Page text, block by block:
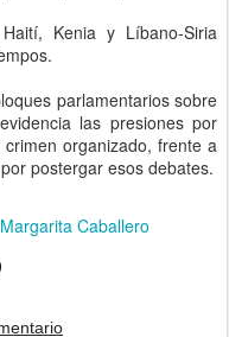
Kenia y Líbano-Siria
parlamentarios sobre
las presiones por
organizado, frente a
postergar esos debates.
Margarita Caballero